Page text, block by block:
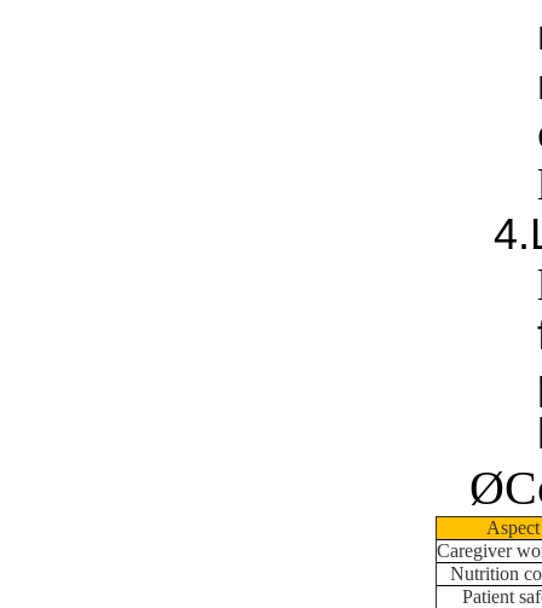
4.
Ø
Aspect
Caregiver
Nutrition
Patient